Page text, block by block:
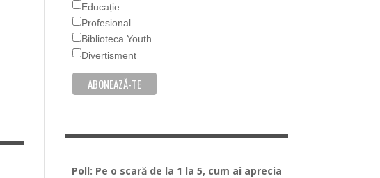
Educație
Profesional
Biblioteca Youth
Divertisment
Poll: Pe o scară de la 1 la 5, cum ai aprecia